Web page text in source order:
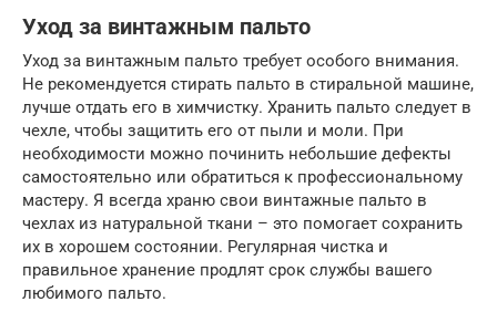
Уход за винтажным пальто
Уход за винтажным пальто требует особого внимания.
Не рекомендуется стирать пальто в стиральной машине,
лучше отдать его в химчистку. Хранить пальто следует в
чехле, чтобы защитить его от пыли и моли. При
необходимости можно починить небольшие дефекты
самостоятельно или обратиться к профессиональному
мастеру. Я всегда храню свои винтажные пальто в
чехлах из натуральной ткани – это помогает сохранить
их в хорошем состоянии. Регулярная чистка и
правильное хранение продлят срок службы вашего
любимого пальто.